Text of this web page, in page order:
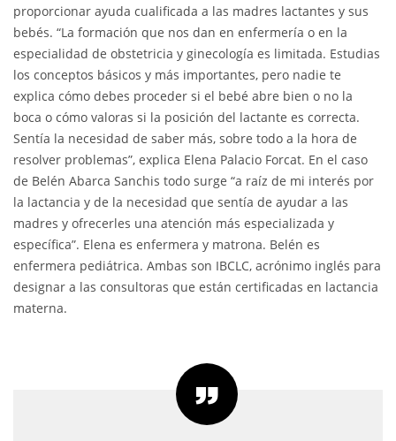
proporcionar ayuda cualificada a las madres lactantes y sus
bebés. “La formación que nos dan en enfermería o en la
especialidad de obstetricia y ginecología es limitada. Estudias
los conceptos básicos y más importantes, pero nadie te
explica cómo debes proceder si el bebé abre bien o no la
boca o cómo valoras si la posición del lactante es correcta.
Sentía la necesidad de saber más, sobre todo a la hora de
resolver problemas”, explica Elena Palacio Forcat. En el caso
de Belén Abarca Sanchis todo surge “a raíz de mi interés por
la lactancia y de la necesidad que sentía de ayudar a las
madres y ofrecerles una atención más especializada y
específica”. Elena es enfermera y matrona. Belén es
enfermera pediátrica. Ambas son IBCLC, acrónimo inglés para
designar a las consultoras que están certificadas en lactancia
materna.